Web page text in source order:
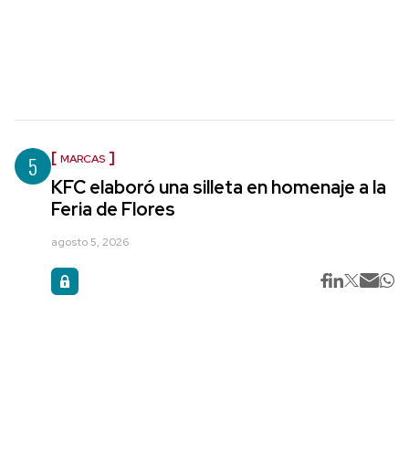
5 MARCAS
KFC elaboró una silleta en homenaje a la
Feria de Flores
agosto 5, 2026